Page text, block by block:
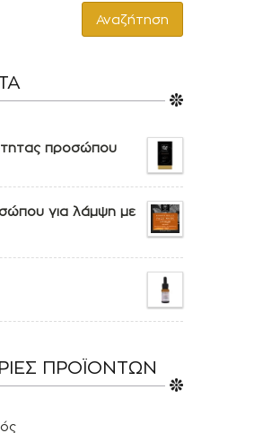
Αναζήτηση
προσώπου
για λάμψη με
ΠΡΟΪΟΝΤΩΝ